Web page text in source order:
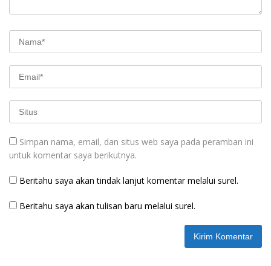
Simpan nama, email, dan situs web saya pada peramban ini
untuk komentar saya berikutnya.
Beritahu saya akan tindak lanjut komentar melalui surel.
Beritahu saya akan tulisan baru melalui surel.